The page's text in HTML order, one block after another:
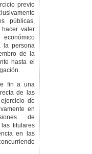
previo
públicas,
valer
la persona
de la
hasta el
fin a una
de las
de
en
de
titulares
en las